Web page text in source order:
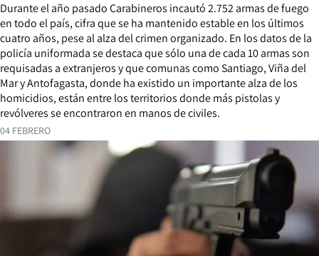
04 FEBRERO
Durante el año pasado Carabineros incautó 2.752 armas de fuego
en todo el país, cifra que se ha mantenido estable en los últimos
cuatro años, pese al alza del crimen organizado. En los datos de la
policía uniformada se destaca que sólo una de cada 10 armas son
requisadas a extranjeros y que comunas como Santiago, Viña del
Mar y Antofagasta, donde ha existido un importante alza de los
homicidios, están entre los territorios donde más pistolas y
revólveres se encontraron en manos de civiles.